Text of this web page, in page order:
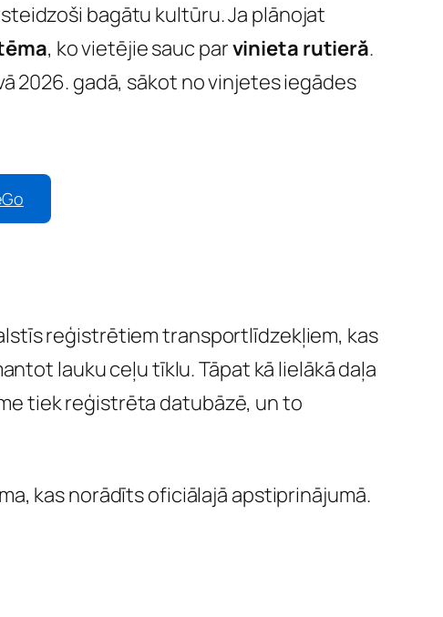
bagātu kultūru. Ja plānojat
, ko vietējie sauc parvinieta rutieră.
2026. gadā, sākot no vinjetes iegādes
reģistrētiem transportlīdzekļiem, kas
lauku ceļu tīklu. Tāpat kā lielākā daļa
tiek reģistrēta datubāzē, un to
kas norādīts oficiālajā apstiprinājumā.